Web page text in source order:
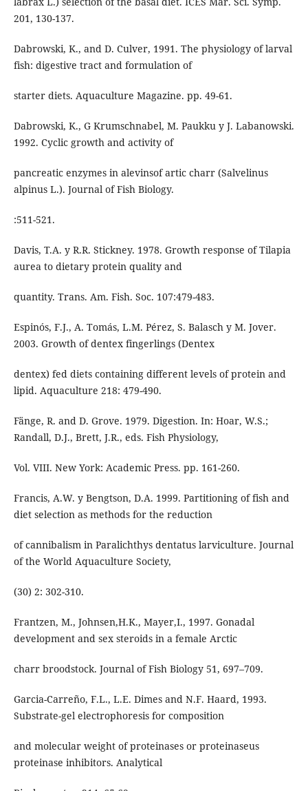
201, 130-137.
Dabrowski, K., and D. Culver, 1991. The physiology of larval
fish: digestive tract and formulation of
starter diets. Aquaculture Magazine. pp. 49-61.
Dabrowski, K., G Krumschnabel, M. Paukku y J. Labanowski.
1992. Cyclic growth and activity of
pancreatic enzymes in alevinsof artic charr (Salvelinus
alpinus L.). Journal of Fish Biology.
:511-521.
Davis, T.A. y R.R. Stickney. 1978. Growth response of Tilapia
aurea to dietary protein quality and
quantity. Trans. Am. Fish. Soc. 107:479-483.
Espinós, F.J., A. Tomás, L.M. Pérez, S. Balasch y M. Jover.
2003. Growth of dentex fingerlings (Dentex
dentex) fed diets containing different levels of protein and
lipid. Aquaculture 218: 479-490.
Fänge, R. and D. Grove. 1979. Digestion. In: Hoar, W.S.;
Randall, D.J., Brett, J.R., eds. Fish Physiology,
Vol. VIII. New York: Academic Press. pp. 161-260.
Francis, A.W. y Bengtson, D.A. 1999. Partitioning of fish and
diet selection as methods for the reduction
of cannibalism in Paralichthys dentatus larviculture. Journal
of the World Aquaculture Society,
(30) 2: 302-310.
Frantzen, M., Johnsen,H.K., Mayer,I., 1997. Gonadal
development and sex steroids in a female Arctic
charr broodstock. Journal of Fish Biology 51, 697–709.
Garcia-Carreño, F.L., L.E. Dimes and N.F. Haard, 1993.
Substrate-gel electrophoresis for composition
and molecular weight of proteinases or proteinaseus
proteinase inhibitors. Analytical